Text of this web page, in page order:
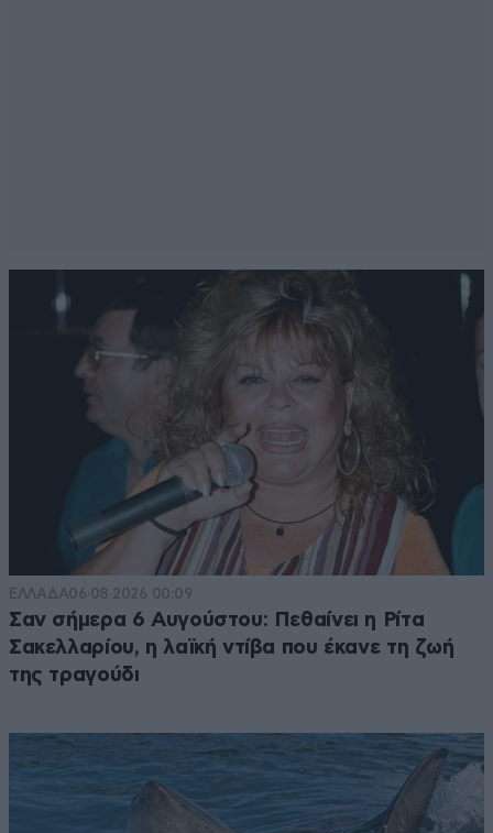
ΕΛΛΑΔΑ06·08·2026 00:09
Σαν σήμερα 6 Αυγούστου: Πεθαίνει η Ρίτα
Σακελλαρίου, η λαϊκή ντίβα που έκανε τη ζωή
της τραγούδι